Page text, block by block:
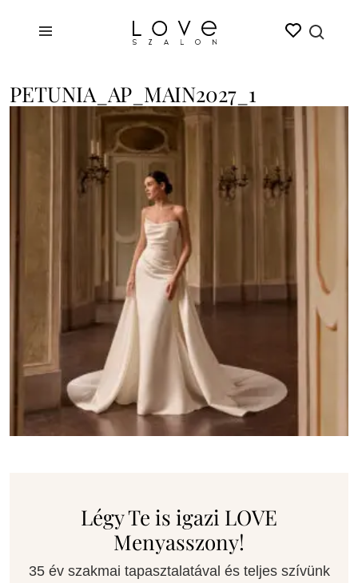
PETUNIA_AP_MAIN2027_1
Légy Te is igazi LOVE
Menyasszony!
35 év szakmai tapasztalatával és teljes szívünk